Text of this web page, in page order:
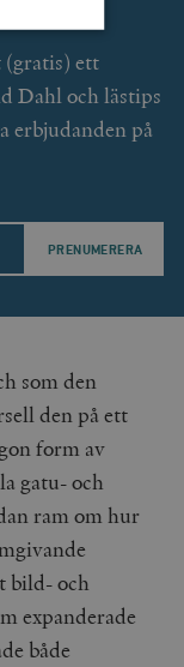
(gratis) ett
Dahl och lästips
erbjudanden på
som den
den på ett
form av
gatu- och
ram om hur
bild- och
expanderade
både
Leverantör
Inc.
Hotjar Ltd